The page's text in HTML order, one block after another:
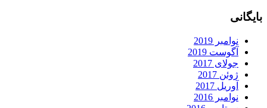
بایگانی
نوامبر 2019
آگوست 2019
جولای 2017
ژوئن 2017
آوریل 2017
نوامبر 2016